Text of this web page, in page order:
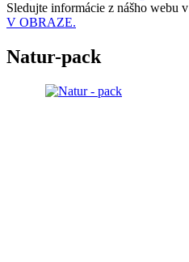
Sledujte informácie z nášho webu v
V OBRAZE.
Natur-pack